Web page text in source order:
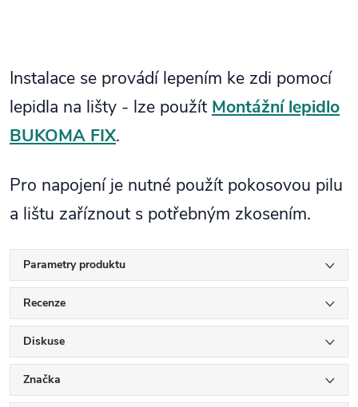
Instalace se provádí lepením ke zdi pomocí
lepidla na lišty - lze použít Montážní lepidlo
BUKOMA FIX.
Pro napojení je nutné použít pokosovou pilu
a lištu zaříznout s potřebným zkosením.
Parametry produktu
Recenze
Diskuse
Značka